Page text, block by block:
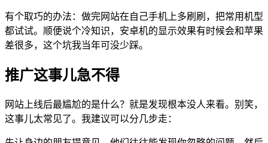
有个取巧的办法：做完网站在自己手机上多刷刷，把常用机型
都试试。顺便说个冷知识，安卓机的显示效果有时候会和苹果
差很多，这个坑我当年可没少踩。
推广这事儿急不得
网站上线后最尴尬的是什么？就是发现根本没人来看。别笑，
这事儿太常见了。我建议可以分几步走：